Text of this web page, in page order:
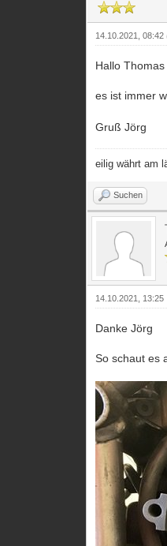
14.10.2021, 08:42
Hallo Thomas ,
es ist immer
Gruß Jörg
eilig währt am
Suchen
14.10.2021, 13:25
Danke Jörg
So schaut es